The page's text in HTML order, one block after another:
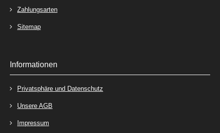
Zahlungsarten
Sitemap
Informationen
Privatsphäre und Datenschutz
Unsere AGB
Impressum